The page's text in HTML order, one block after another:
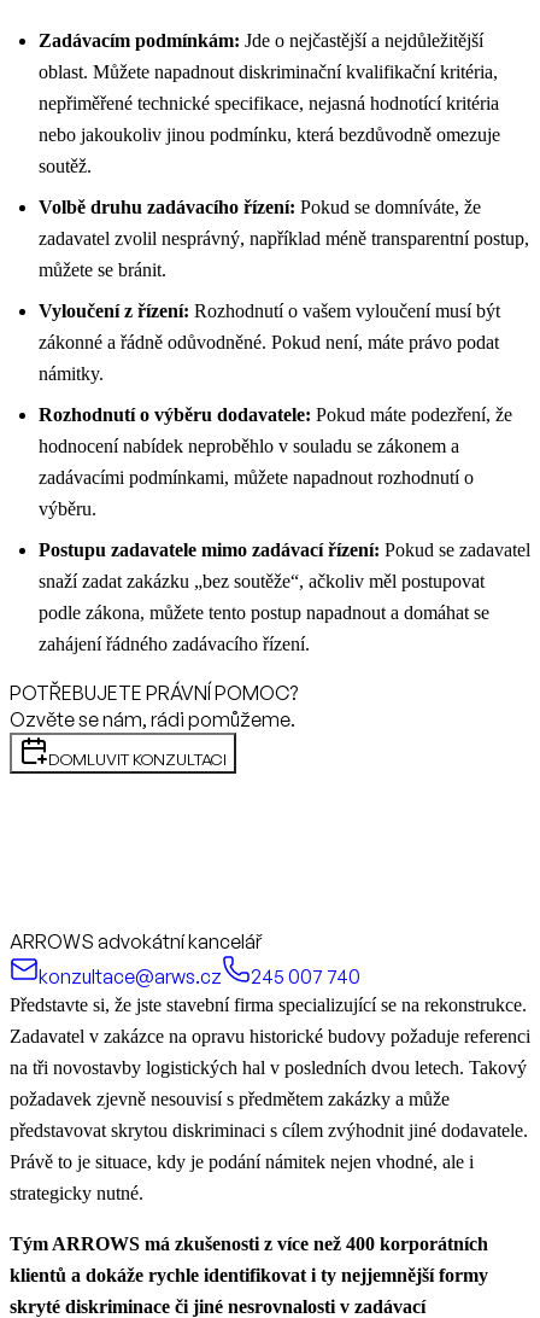
Zadávacím podmínkám: Jde o nejčastější a nejdůležitější
oblast. Můžete napadnout diskriminační kvalifikační kritéria,
nepřiměřené technické specifikace, nejasná hodnotící kritéria
nebo jakoukoliv jinou podmínku, která bezdůvodně omezuje
soutěž.
Volbě druhu zadávacího řízení: Pokud se domníváte, že
zadavatel zvolil nesprávný, například méně transparentní postup,
můžete se bránit.
Vyloučení z řízení: Rozhodnutí o vašem vyloučení musí být
zákonné a řádně odůvodněné. Pokud není, máte právo podat
námitky.
Rozhodnutí o výběru dodavatele: Pokud máte podezření, že
hodnocení nabídek neproběhlo v souladu se zákonem a
zadávacími podmínkami, můžete napadnout rozhodnutí o
výběru.
Postupu zadavatele mimo zadávací řízení: Pokud se zadavatel
snaží zadat zakázku „bez soutěže“, ačkoliv měl postupovat
podle zákona, můžete tento postup napadnout a domáhat se
zahájení řádného zadávacího řízení.
POTŘEBUJETE PRÁVNÍ POMOC?
Ozvěte se nám, rádi pomůžeme.
DOMLUVIT KONZULTACI
ARROWS advokátní kancelář
konzultace@arws.cz
245 007 740
Představte si, že jste stavební firma specializující se na rekonstrukce.
Zadavatel v zakázce na opravu historické budovy požaduje referenci
na tři novostavby logistických hal v posledních dvou letech. Takový
požadavek zjevně nesouvisí s předmětem zakázky a může
představovat skrytou diskriminaci s cílem zvýhodnit jiné dodavatele.
Právě to je situace, kdy je podání námitek nejen vhodné, ale i
strategicky nutné.
Tým ARROWS má zkušenosti z více než 400 korporátních
klientů a dokáže rychle identifikovat i ty nejjemnější formy
skryté diskriminace či jiné nesrovnalosti v zadávací